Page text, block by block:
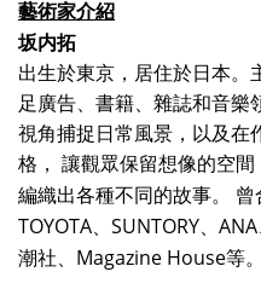
藝術家介紹
坂内拓
出生於東京，居住於日本。
足廣告、 書籍、雜誌和音樂
視角捕捉日常風景， 以及在
格， 讓觀眾保留想像的空間
編織出各種不同的故事。 曾
TOYOTA SUNTORY ANA
潮社、 Magazine House等。